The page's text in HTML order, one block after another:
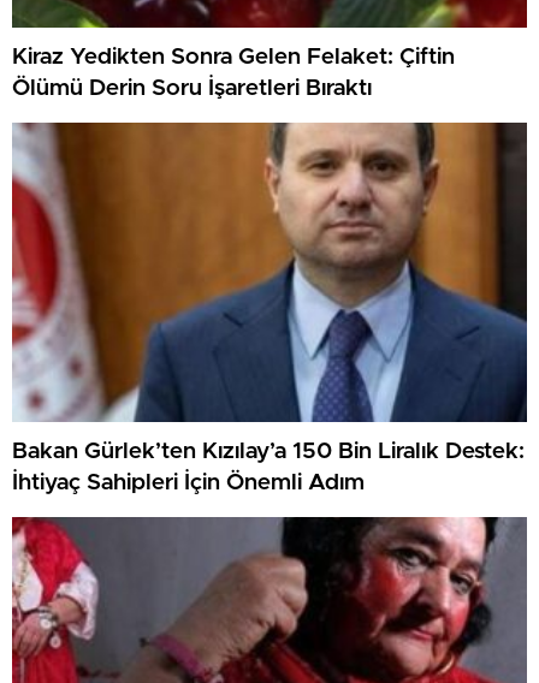
Kiraz Yedikten Sonra Gelen Felaket: Çiftin
Ölümü Derin Soru İşaretleri Bıraktı
Bakan Gürlek’ten Kızılay’a 150 Bin Liralık Destek:
İhtiyaç Sahipleri İçin Önemli Adım